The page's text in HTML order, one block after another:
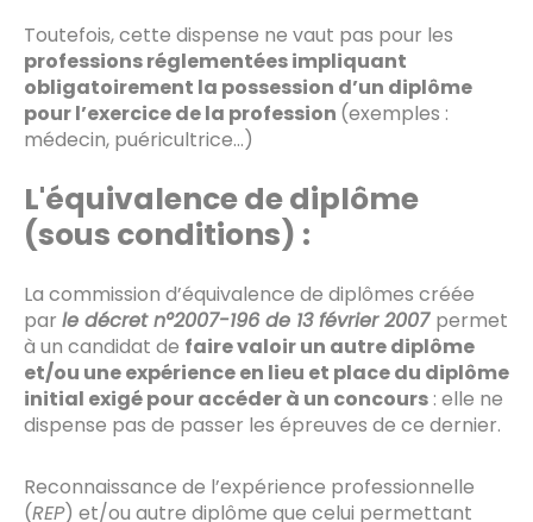
Toutefois, cette dispense ne vaut pas pour les
professions réglementées impliquant
obligatoirement la possession d’un diplôme
pour l’exercice de la profession (exemples :
médecin, puéricultrice…)
L'équivalence de diplôme
(sous conditions) :
La commission d’équivalence de diplômes créée
par le décret n°2007-196 de 13 février 2007 permet
à un candidat de faire valoir un autre diplôme
et/ou une expérience en lieu et place du diplôme
initial exigé pour accéder à un concours : elle ne
dispense pas de passer les épreuves de ce dernier.
Reconnaissance de l’expérience professionnelle
(REP) et/ou autre diplôme que celui permettant